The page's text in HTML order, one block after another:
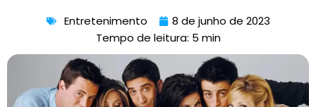
Entretenimento
8 de junho de 2023
Tempo de leitura: 5 min